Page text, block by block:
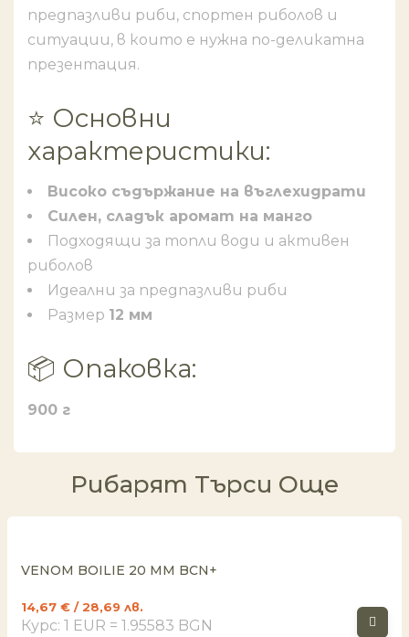
предпазливи риби, спортен риболов и
ситуации, в които е нужна по-деликатна
презентация.
⭐ Основни
характеристики:
Високо съдържание на въглехидрати
Силен, сладък аромат на манго
Подходящи за топли води и активен
риболов
Идеални за предпазливи риби
Размер 12 мм
📦 Опаковка:
900 г
Рибарят Търси Още
VENOM BOILIE 20 MM BCN+
14,67 € / 28,69 лв.
Курс: 1 EUR = 1.95583 BGN